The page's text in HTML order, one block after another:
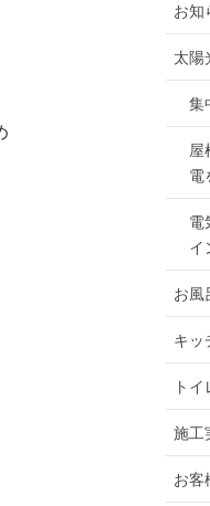
お知
太陽
集
屋
電
電
イ
お風
キッ
ト
施工
お客